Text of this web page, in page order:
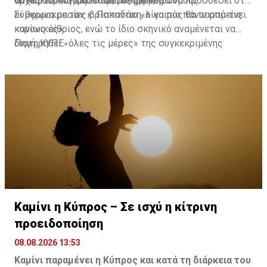
οι θερμοκρασίες βρίσκονται «λίγο πιο πάνω από τις
κανονικές».
Σύμφωνα με τον κ. Παπαδάκη, ο καιρός θα παραμείνει
κυρίως αίθριος, ενώ το ίδιο σκηνικό αναμένεται να
διατηρηθεί «όλες τις μέρες» της συγκεκριμένης
Πηγή: ΚΥΠΕ
Καμίνι η Κύπρος – Σε ισχύ η κίτρινη
προειδοποίηση
08.08.2026 13:53
Καμίνι παραμένει η Κύπρος και κατά τη διάρκεια του